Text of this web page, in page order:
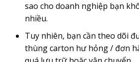
sao cho doanh nghiệp bạn
nhiều.
Tuy nhiên, bạn cần theo dõi
thùng carton hư hỏng / đơn